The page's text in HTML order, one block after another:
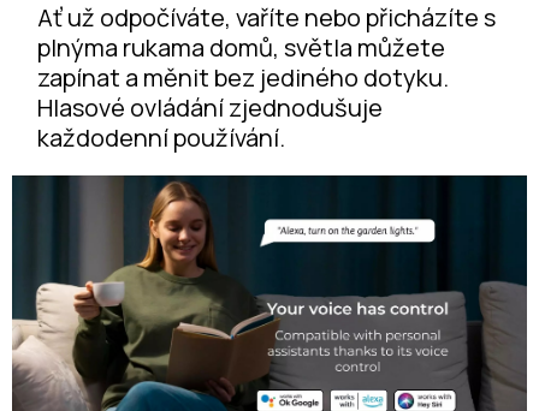
Ať už odpočíváte, vaříte nebo přicházíte s
plnýma rukama domů, světla můžete
zapínat a měnit bez jediného dotyku.
Hlasové ovládání zjednodušuje
každodenní používání.